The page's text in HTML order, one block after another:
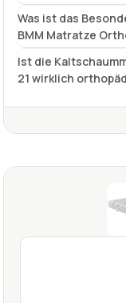
Was ist das
BMM Matratze
Ist die
21 wirklich